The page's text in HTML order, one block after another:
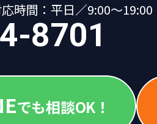
時間：平日／9:00～19:00
8701
でも相談OK！